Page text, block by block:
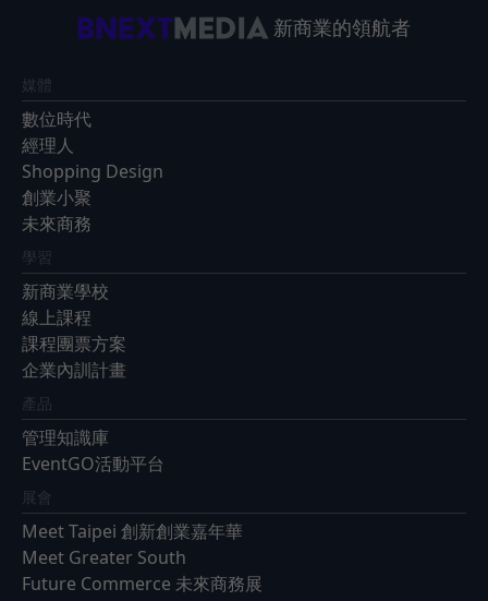
新商業的領航者
媒體
數位時代
經理人
Shopping Design
創業小聚
未來商務
學習
新商業學校
線上課程
課程團票方案
企業內訓計畫
產品
管理知識庫
EventGO活動平台
展會
Meet Taipei 創新創業嘉年華
Meet Greater South
Future Commerce 未來商務展